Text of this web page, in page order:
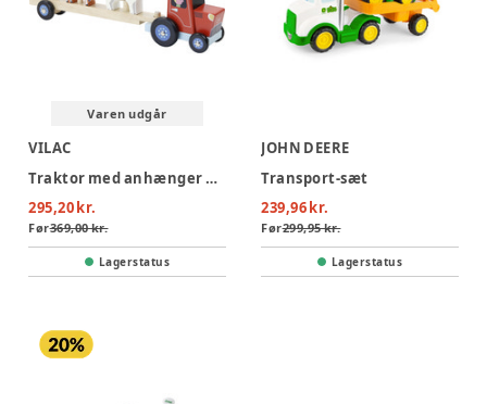
Varen udgår
VILAC
Traktor med anhænger og stabledyr
295,20 kr.
Før369,00 kr.
Lagerstatus
JOHN DEERE
Transport-sæt
239,96 kr.
Før299,95 kr.
Lagerstatus